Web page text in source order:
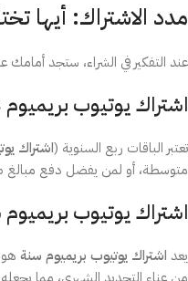
مدد الاشتراك: أيها
عند التفكير في الشراء، ستجد
اشتراك يوتيوب بريميوم 3 شهور و 6 شهور
تعتبر الباقات ربع السنوية (اشتراك
متوسطة، أو لمن يفضل دفع مبالغ
اشتراك يوتيوب
يعد اشتراك يوتيوب بريميوم سنة